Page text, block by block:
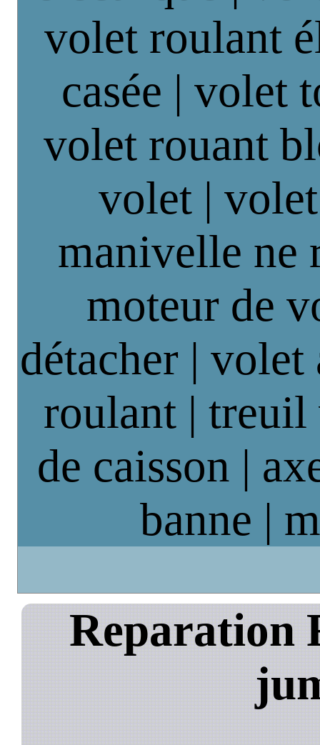
volet roulant
casée | volet
volet rouant
volet |
manivelle ne
moteur de
détacher | volet
roulant |
de caisson |
banne |
Reparation